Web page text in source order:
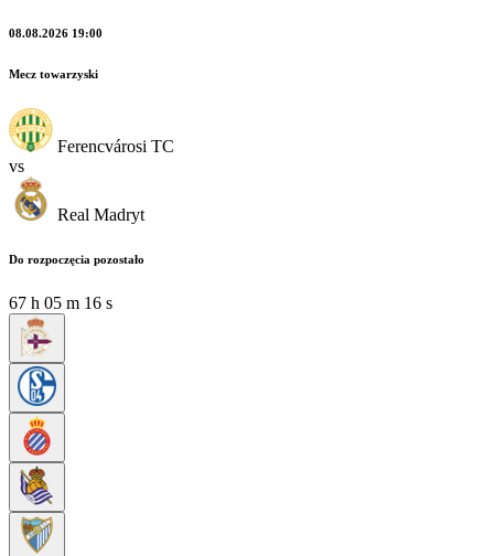
08.08.2026 19:00
Mecz towarzyski
Ferencvárosi TC
vs
Real Madryt
Do rozpoczęcia pozostało
67 h 05 m 15 s